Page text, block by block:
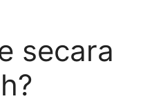
secara